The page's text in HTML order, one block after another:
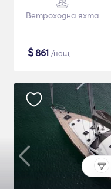
Ветроходна яхта
$861 /нощ